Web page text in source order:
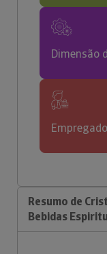
Dimensão
Resumo de
Bebidas